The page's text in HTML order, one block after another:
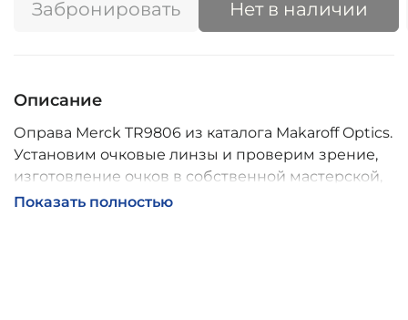
Забронировать Нет в наличии
Описание
Оправа Merck TR9806 из каталога Makaroff Optics.
Установим очковые линзы и проверим зрение,
изготовление очков в собственной мастерской,
обычно 2–5 дней, индивидуальные линзы – до 30
Показать полностью